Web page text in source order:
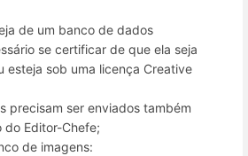
de um banco de dados
se certificar de que ela seja
esteja sob uma licença Creative
precisam ser enviados também
do Editor-Chefe;
de imagens: